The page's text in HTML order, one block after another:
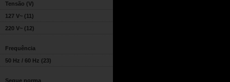
Tensão (V)
127 V~ (11)
220 V~ (12)
Frequência
50 Hz / 60 Hz (23)
Segue norma